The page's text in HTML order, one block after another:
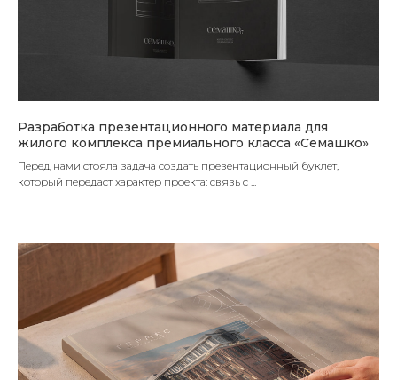
Разработка презентационного материала для
жилого комплекса премиального класса «Семашко»
Перед нами стояла задача создать презентационный буклет,
который передаст характер проекта: связь с ...